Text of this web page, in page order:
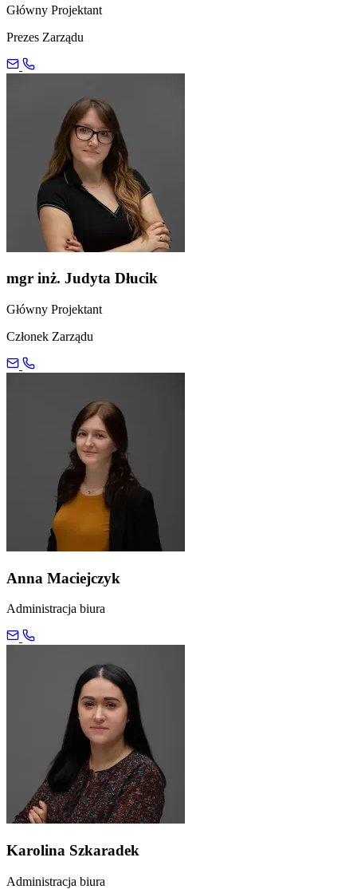
Główny Projektant
Prezes Zarządu
mgr inż. Judyta Dłucik
Główny Projektant
Członek Zarządu
Anna Maciejczyk
Administracja biura
Karolina Szkaradek
Administracja biura